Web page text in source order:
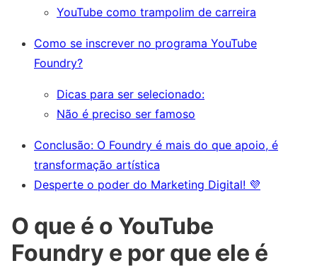
YouTube como trampolim de carreira
Como se inscrever no programa YouTube
Foundry?
Dicas para ser selecionado:
Não é preciso ser famoso
Conclusão: O Foundry é mais do que apoio, é
transformação artística
Desperte o poder do Marketing Digital! 💜
O que é o YouTube
Foundry e por que ele é